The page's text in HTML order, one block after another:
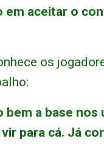
aceitar o
os
a base
para cá. Já